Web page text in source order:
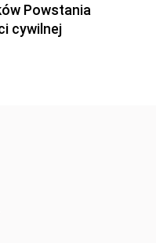
Powstania
cywilnej